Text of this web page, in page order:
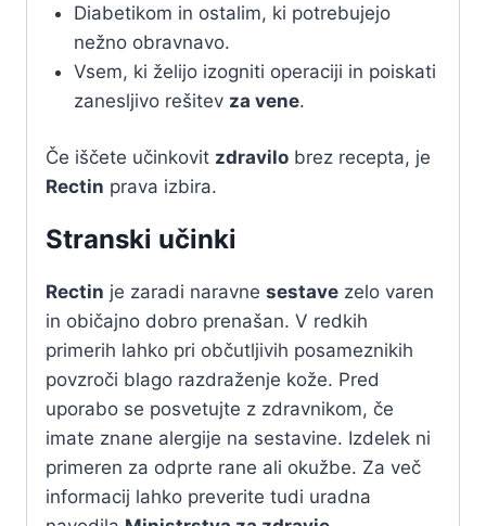
Diabetikom in ostalim, ki potrebujejo
nežno obravnavo.
Vsem, ki želijo izogniti operaciji in poiskati
zanesljivo rešitev za vene.
Če iščete učinkovit zdravilo brez recepta, je
Rectin prava izbira.
Stranski učinki
Rectin je zaradi naravne sestave zelo varen
in običajno dobro prenašan. V redkih
primerih lahko pri občutljivih posameznikih
povzroči blago razdraženje kože. Pred
uporabo se posvetujte z zdravnikom, če
imate znane alergije na sestavine. Izdelek ni
primeren za odprte rane ali okužbe. Za več
informacij lahko preverite tudi uradna